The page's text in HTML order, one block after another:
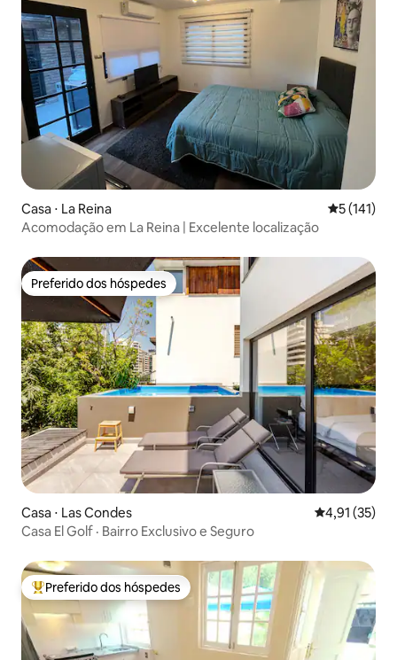
Casa ⋅ La Reina 5 de uma
5 (141)
Acomodação em La Reina | Excelente localização
Preferido dos hóspedes
Preferido dos hóspedes
Casa ⋅ Las Condes 4,91 de uma
4,91 (35)
Casa El Golf · Bairro Exclusivo e Seguro
Entre os melhores preferidos dos hóspedes
Preferido dos hóspedes